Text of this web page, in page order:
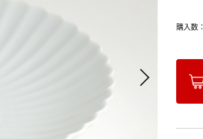
購入数